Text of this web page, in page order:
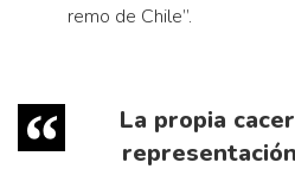
remo de Chile”.
La propia